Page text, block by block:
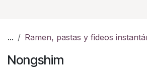
... Ramen, pastas y fideos
Nongshim